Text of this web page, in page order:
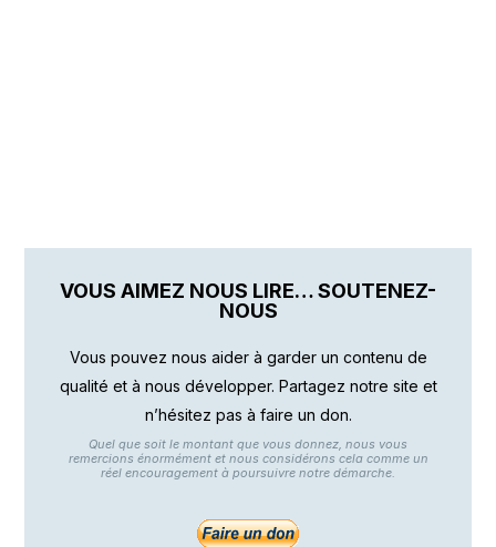
VOUS AIMEZ NOUS LIRE… SOUTENEZ-
NOUS
Vous pouvez nous aider à garder un contenu de
qualité et à nous développer. Partagez notre site et
n’hésitez pas à faire un don.
Quel que soit le montant que vous donnez, nous vous
remercions énormément et nous considérons cela comme un
réel encouragement à poursuivre notre démarche.